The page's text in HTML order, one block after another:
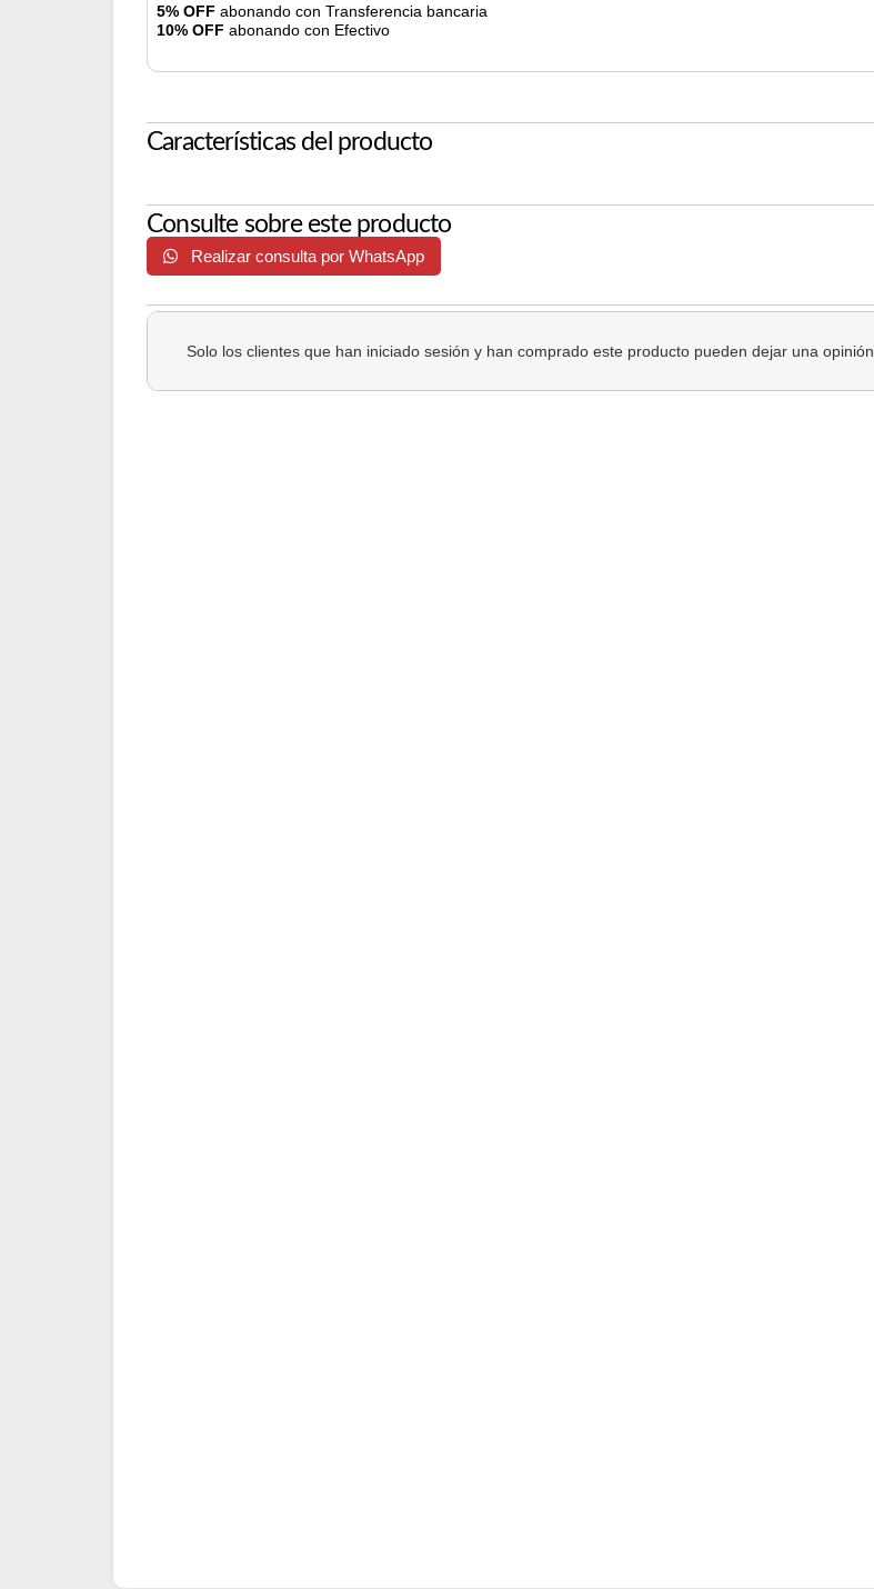
5% OFF abonando con Transferencia bancaria
10% OFF abonando con Efectivo
Características del producto
Consulte sobre este producto
Realizar consulta por WhatsApp
Solo los clientes que han iniciado sesión y han comprado este producto pueden dejar una opinión.